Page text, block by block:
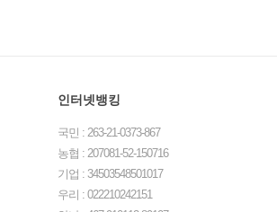
인터넷뱅킹
국민 : 263-21-0373-867
농협 : 207081-52-150716
기업 : 34503548501017
우리 : 022210242151